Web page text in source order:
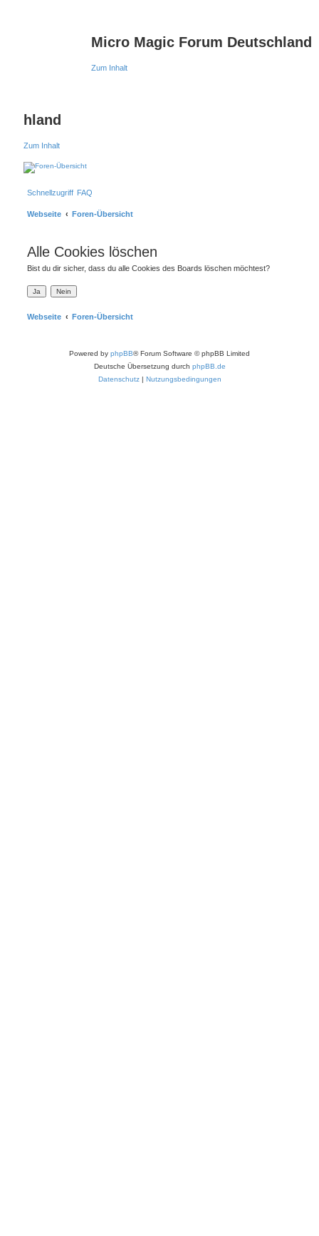
Micro Magic Forum Deutschland
Zum Inhalt
hland
Zum Inhalt
Schnellzugriff FAQ
Webseite Foren-Übersicht
Alle Cookies löschen
Bist du dir sicher, dass du alle Cookies des Boards löschen möchtest?
Webseite Foren-Übersicht
Powered by phpBB® Forum Software © phpBB Limited
Deutsche Übersetzung durch phpBB.de
Datenschutz | Nutzungsbedingungen